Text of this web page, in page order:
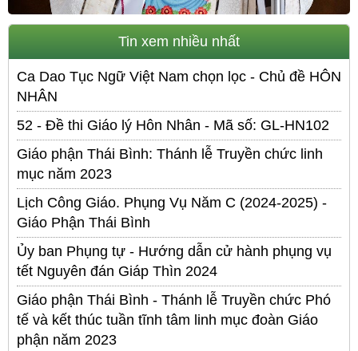
Tin xem nhiều nhất
Ca Dao Tục Ngữ Việt Nam chọn lọc - Chủ đề HÔN
NHÂN
52 - Đề thi Giáo lý Hôn Nhân - Mã số: GL-HN102
Giáo phận Thái Bình: Thánh lễ Truyền chức linh
mục năm 2023
Lịch Công Giáo. Phụng Vụ Năm C (2024-2025) -
Giáo Phận Thái Bình
Ủy ban Phụng tự - Hướng dẫn cử hành phụng vụ
tết Nguyên đán Giáp Thìn 2024
Giáo phận Thái Bình - Thánh lễ Truyền chức Phó
tế và kết thúc tuần tĩnh tâm linh mục đoàn Giáo
phận năm 2023